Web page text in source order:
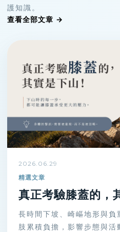
護知識。
查看全部文章 →
2026.06.29
精選文章
真正考驗膝蓋的，
長時間下坡、崎嶇地形與負
肢累積負擔，影響步態與活